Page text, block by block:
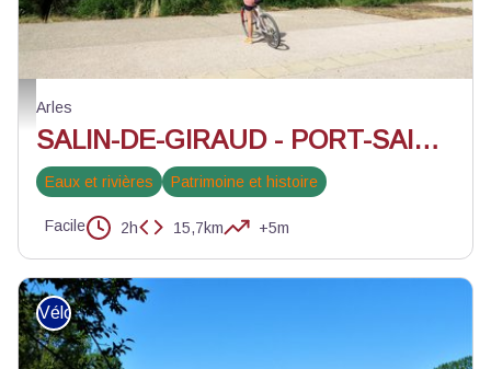
Cycliste sur les rives du Rhône - Juliette Primpier - PNR Camargue
Arles
SALIN-DE-GIRAUD - PORT-SAINT-LOUIS - Sur les rives du Rhône à vélo
Eaux et rivières Patrimoine et histoire
Facile 2h 15,7km +5m
Vélo